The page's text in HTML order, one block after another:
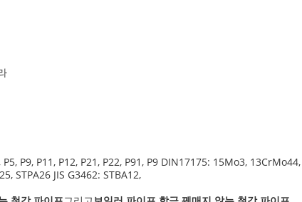
P9, P11, P12, P21, P22, P91, P9 DIN17175: 15Mo3,
STPA26 JIS G3462: STBA12,